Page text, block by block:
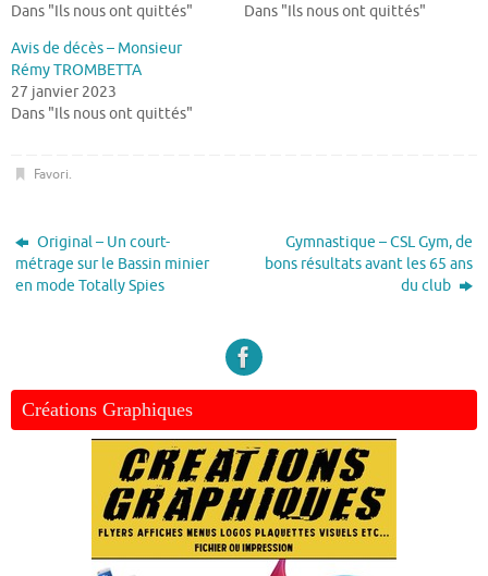
Dans "Ils nous ont quittés"
Dans "Ils nous ont quittés"
Avis de décès – Monsieur
Rémy TROMBETTA
27 janvier 2023
Dans "Ils nous ont quittés"
Favori.
Original – Un court-
métrage sur le Bassin minier
en mode Totally Spies
Gymnastique – CSL Gym, de
bons résultats avant les 65 ans
du club
Créations Graphiques